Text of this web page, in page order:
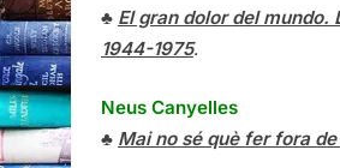
♣ El gran dolor del mundo.
1944-1975.
Neus Canyelles
♣ Mai no sé què fer fora